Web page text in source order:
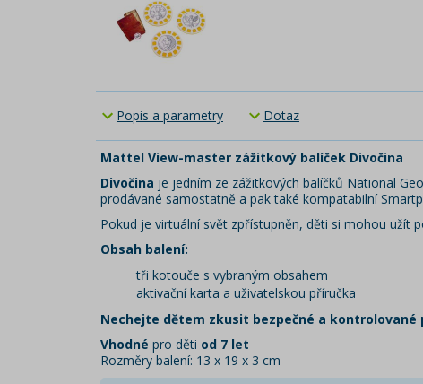
Popis a parametry Dotaz
Mattel View-master zážitkový balíček Divočina
Divočina je jedním ze zážitkových balíčků National
prodávané samostatně a pak také kompatabilní
Pokud je virtuální svět zpřístupněn, děti si mohou užít
Obsah balení:
tři kotouče s vybraným obsahem
aktivační karta a uživatelskou příručka
Nechejte dětem zkusit bezpečné a kontrolované
Vhodné pro děti od 7 let
Rozměry balení: 13 x 19 x 3 cm